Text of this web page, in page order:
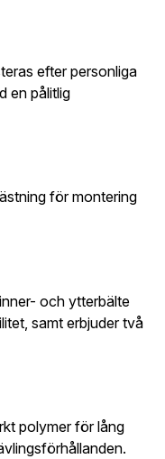
efter personliga
en pålitlig
för montering
och ytterbälte
samt erbjuder två
polymer för lång
Med ett eget
och sparade
Kontakta